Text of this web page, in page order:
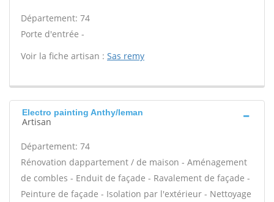
Département: 74
Porte d'entrée -
Voir la fiche artisan : Sas remy
Electro painting Anthy/leman
Artisan
Département: 74
Rénovation dappartement / de maison - Aménagement
de combles - Enduit de façade - Ravalement de façade -
Peinture de façade - Isolation par l'extérieur - Nettoyage